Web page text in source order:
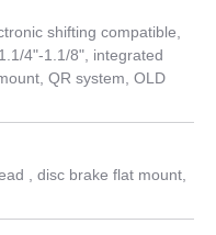
shifting compatible,
4"-1.1/8", integrated
QR system, OLD
, disc brake flat mount,